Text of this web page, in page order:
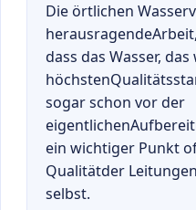
Die örtlichen
dass das Wasser,
sogar schon vor der
ein wichtiger Punkt
Qualitätder
selbst.